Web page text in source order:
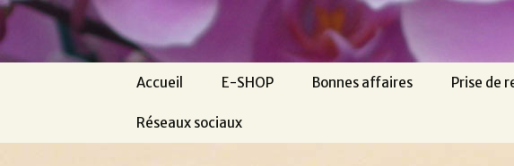
Accueil E-SHOP Bonnes affaires Prise de
Réseaux sociaux